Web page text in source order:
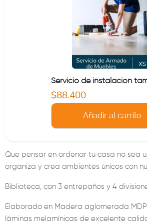
Servicio de instalación
Precio actual
$88.400
Añadir al carrito
Que pensar en ordenar tu casa no sea
organiza y crea ambientes únicos con
Biblioteca, con 3 entrepaños y 4
Elaborado en Madera aglomerada
láminas melamínicas de excelente